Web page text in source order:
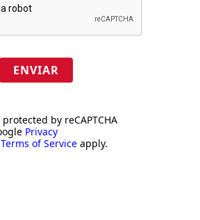
ENVIAR
by reCAPTCHA
Privacy
Terms of Service apply.